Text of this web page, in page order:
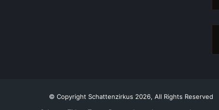
© Copyright Schattenzirkus 2026, All Rights Reserved